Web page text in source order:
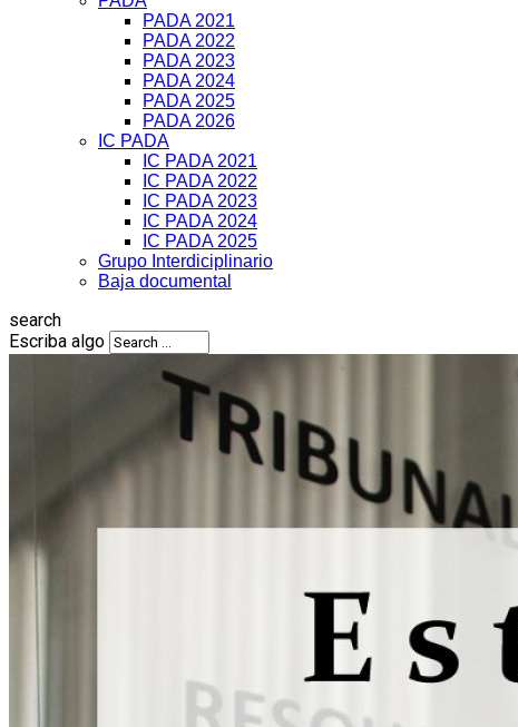
PADA 2021
PADA 2022
PADA 2023
PADA 2024
PADA 2025
PADA 2026
IC PADA
IC PADA 2021
IC PADA 2022
IC PADA 2023
IC PADA 2024
IC PADA 2025
Grupo Interdiciplinario
Baja documental
search
Escriba algo